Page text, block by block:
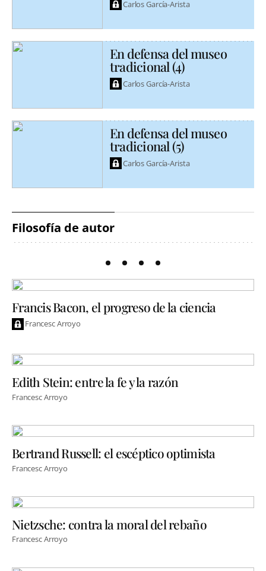
Carlos García-Arista
En defensa del museo
tradicional (4)
Carlos García-Arista
En defensa del museo
tradicional (5)
Carlos García-Arista
Filosofía de autor
Francis Bacon, el progreso de la ciencia
Francesc Arroyo
Edith Stein: entre la fe y la razón
Francesc Arroyo
Bertrand Russell: el escéptico optimista
Francesc Arroyo
Nietzsche: contra la moral del rebaño
Francesc Arroyo